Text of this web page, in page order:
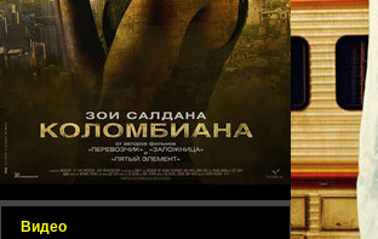
Видео